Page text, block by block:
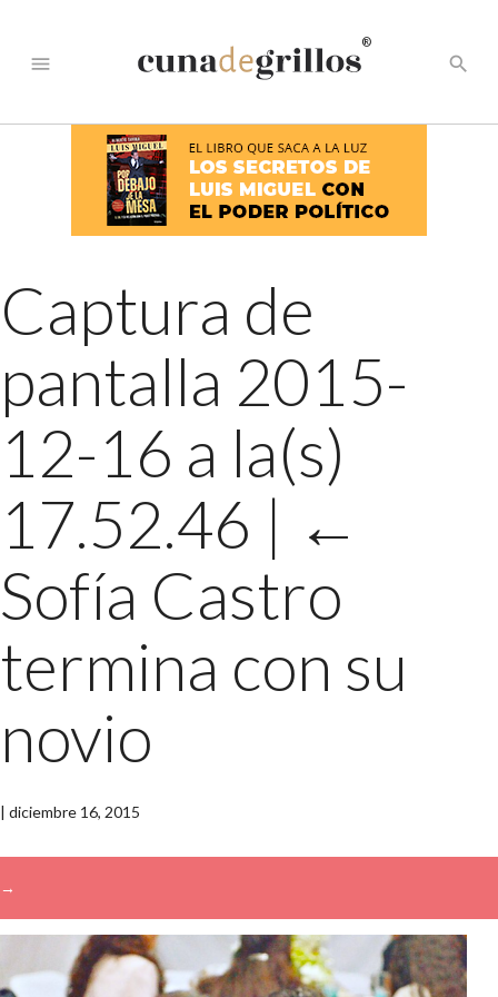
menu
®
search
Captura de
pantalla 2015-
12-16 a la(s)
17.52.46 | ←
Sofía Castro
termina con su
novio
| diciembre 16, 2015
→